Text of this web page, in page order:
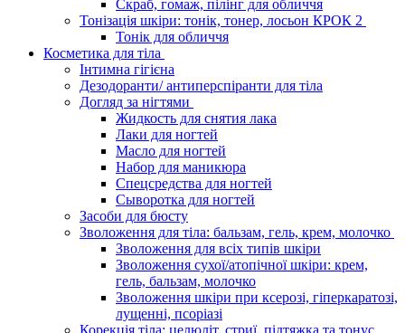
Скраб, гомаж, пілінг для обличчя
Тонізація шкіри: тонік, тонер, лосьон КРОК 2
Тонік для обличчя
Косметика для тіла
Інтимна гігієна
Дезодоранти/ антиперспіранти для тіла
Догляд за нігтями
Жидкость для снятия лака
Лаки для ногтей
Масло для ногтей
Набор для маникюра
Спецсредства для ногтей
Сыворотка для ногтей
Засоби для бюсту
Зволоження для тіла: бальзам, гель, крем, молочко
Зволоження для всіх типів шкіри
Зволоження сухої/атопічної шкіри: крем,
гель, бальзам, молочко
Зволоження шкіри при ксерозі, гіперкаратозі,
лущенні, псоріазі
Корекція тіла: целюліт, стриї, підтяжка та тонус